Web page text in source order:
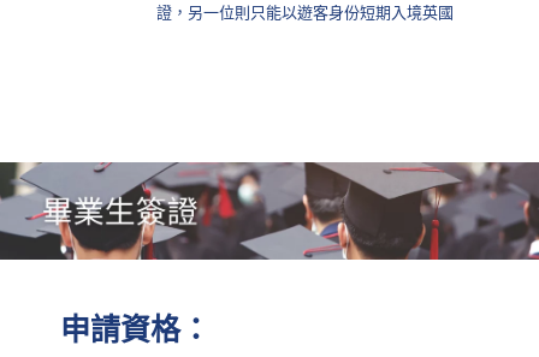
證，另一位則只能以遊客身份短期入境英國
申請資格：